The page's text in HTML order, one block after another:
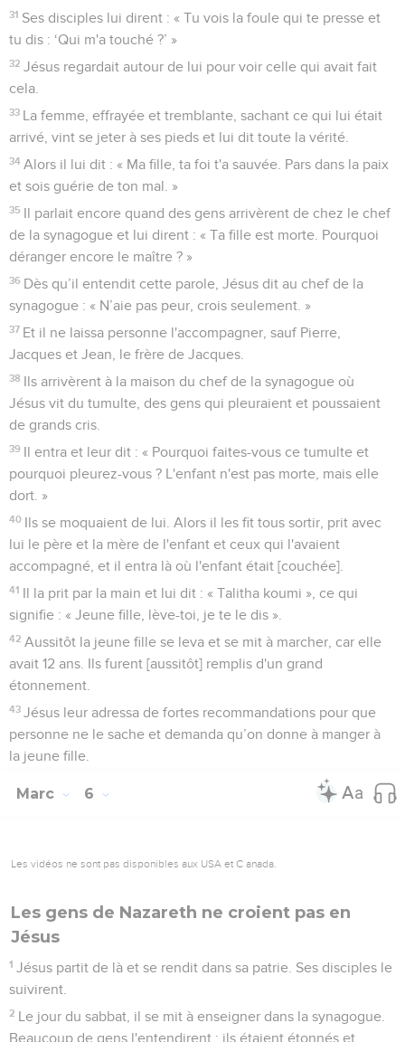
31 Ses disciples lui dirent : « Tu vois la foule qui te presse et
tu dis : ‘Qui m'a touché ?’ »
32 Jésus regardait autour de lui pour voir celle qui avait fait
cela.
33 La femme, effrayée et tremblante, sachant ce qui lui était
arrivé, vint se jeter à ses pieds et lui dit toute la vérité.
34 Alors il lui dit : « Ma fille, ta foi t'a sauvée. Pars dans la paix
et sois guérie de ton mal. »
35 Il parlait encore quand des gens arrivèrent de chez le chef
de la synagogue et lui dirent : « Ta fille est morte. Pourquoi
déranger encore le maître ? »
36 Dès qu’il entendit cette parole, Jésus dit au chef de la
synagogue : « N’aie pas peur, crois seulement. »
37 Et il ne laissa personne l'accompagner, sauf Pierre,
Jacques et Jean, le frère de Jacques.
38 Ils arrivèrent à la maison du chef de la synagogue où
Jésus vit du tumulte, des gens qui pleuraient et poussaient
de grands cris.
39 Il entra et leur dit : « Pourquoi faites-vous ce tumulte et
pourquoi pleurez-vous ? L'enfant n'est pas morte, mais elle
dort. »
40 Ils se moquaient de lui. Alors il les fit tous sortir, prit avec
lui le père et la mère de l'enfant et ceux qui l'avaient
accompagné, et il entra là où l'enfant était [couchée].
41 Il la prit par la main et lui dit : « Talitha koumi », ce qui
signifie : « Jeune fille, lève-toi, je te le dis ».
42 Aussitôt la jeune fille se leva et se mit à marcher, car elle
avait 12 ans. Ils furent [aussitôt] remplis d'un grand
étonnement.
43 Jésus leur adressa de fortes recommandations pour que
personne ne le sache et demanda qu’on donne à manger à
la jeune fille.
Marc 6
Les vidéos ne sont pas disponibles aux USA et C anada.
Les gens de Nazareth ne croient pas en
Jésus
1 Jésus partit de là et se rendit dans sa patrie. Ses disciples le
suivirent.
2 Le jour du sabbat, il se mit à enseigner dans la synagogue.
Beaucoup de gens l'entendirent ; ils étaient étonnés et